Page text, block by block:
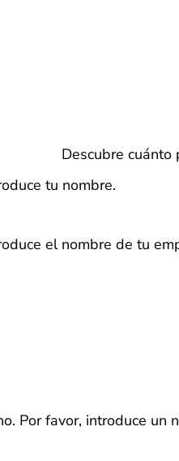
Descubre cuánto
tu nombre.
el nombre de tu
Por favor, introduce un